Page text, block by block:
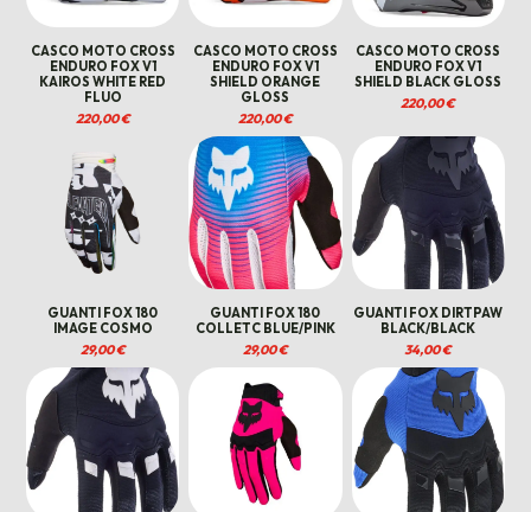
CASCO MOTO CROSS
ENDURO FOX V1
KAIROS WHITE RED
FLUO
220,00€
CASCO MOTO CROSS
ENDURO FOX V1
SHIELD ORANGE
GLOSS
220,00€
CASCO MOTO CROSS
ENDURO FOX V1
SHIELD BLACK GLOSS
220,00€
GUANTI FOX 180
IMAGE COSMO
29,00€
GUANTI FOX 180
COLLETC BLUE/PINK
29,00€
GUANTI FOX DIRTPAW
BLACK/BLACK
34,00€